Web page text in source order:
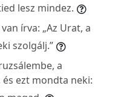
lesz mindez.
írva: „Az Urat, a
szolgálj.”
a
ezt mondta neki: